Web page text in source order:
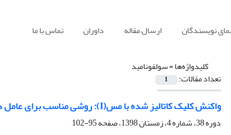
نویسندگان ارسال مقاله داوران تماس با ما
کلیدواژه‌ها =سولفونامید
تعداد مقالات: 1
واکنش کلیک کاتالیز شده با مس(I): روشی مناسب برای عامل دار کردن فیوم سیلیکا با سولفونامیدها
دوره 38، شماره 4، زمستان 1398، صفحه
95-102